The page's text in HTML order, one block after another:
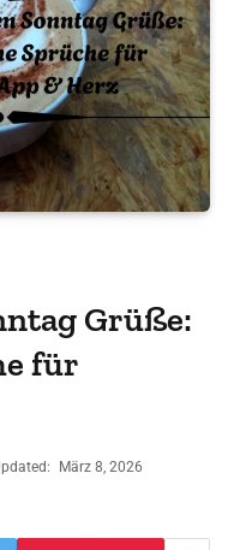
Grüße:
für
März 8, 2026